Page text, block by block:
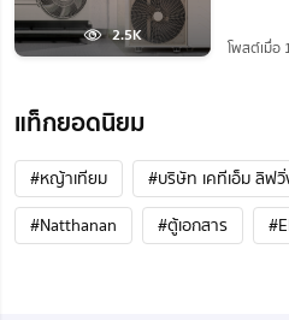
2.5K
โพสต์เมื่อ
แท็กยอดนิยม
#หญ้าเทียม
#บริษัท เคทีเอ็ม ลิฟ
#Natthanan
#ตู้เอกสาร